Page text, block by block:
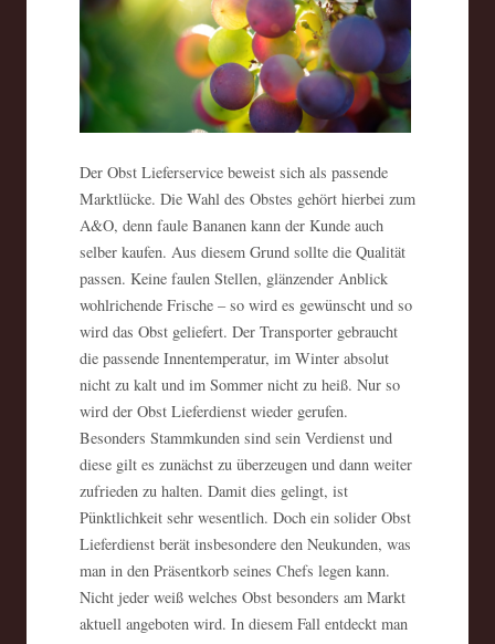
Der Obst Lieferservice beweist sich als passende
Marktlücke. Die Wahl des Obstes gehört hierbei zum
A&O, denn faule Bananen kann der Kunde auch
selber kaufen. Aus diesem Grund sollte die Qualität
passen. Keine faulen Stellen, glänzender Anblick
wohlrichende Frische – so wird es gewünscht und so
wird das Obst geliefert. Der Transporter gebraucht
die passende Innentemperatur, im Winter absolut
nicht zu kalt und im Sommer nicht zu heiß. Nur so
wird der Obst Lieferdienst wieder gerufen.
Besonders Stammkunden sind sein Verdienst und
diese gilt es zunächst zu überzeugen und dann weiter
zufrieden zu halten. Damit dies gelingt, ist
Pünktlichkeit sehr wesentlich. Doch ein solider Obst
Lieferdienst berät insbesondere den Neukunden, was
man in den Präsentkorb seines Chefs legen kann.
Nicht jeder weiß welches Obst besonders am Markt
aktuell angeboten wird. In diesem Fall entdeckt man